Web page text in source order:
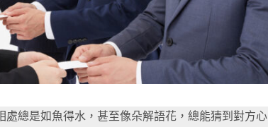
處總是如魚得水，甚至像朵解語花，總能猜到對方心